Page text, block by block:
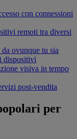
con connessioni
remoti tra diversi
ovunque tu sia
dispositivi
visiva in tempo
post-vendita
per